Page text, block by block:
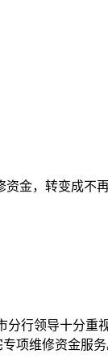
资金，转变成不
行领导十分
项维修资金服务